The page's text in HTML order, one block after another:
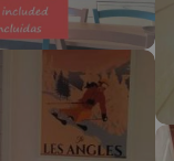
soit égaré. Dès